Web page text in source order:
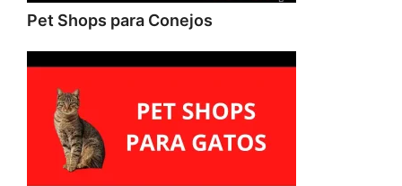
Pet Shops para Conejos